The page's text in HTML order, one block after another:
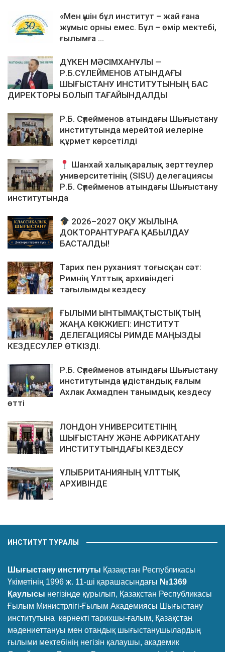
«Мен үшін бұл институт – жай ғана
жұмыс орны емес. Бұл – өмір мектебі,
ғылымға ...
ДҮКЕН МӘСІМХАНҰЛЫ —
Р.Б.СҮЛЕЙМЕНОВ АТЫНДАҒЫ
ШЫҒЫСТАНУ ИНСТИТУТЫНЫҢ БАС
ДИРЕКТОРЫ БОЛЫП ТАҒАЙЫНДАЛДЫ
Р.Б. Сүлейменов атындағы Шығыстану
институтында мерейтой иелеріне
құрмет көрсетілді
Шанхай халықаралық зерттеулер
университетінің (SISU) делегациясы
Р.Б. Сүлейменов атындағы Шығыстану
институтында
2026–2027 ОҚУ ЖЫЛЫНА
ДОКТОРАНТУРАҒА ҚАБЫЛДАУ
БАСТАЛДЫ!
Тарих пен руханият тоғысқан сәт:
Римнің Ұлттық архивіндегі
тағылымды кездесу
ҒЫЛЫМИ ЫНТЫМАҚТЫСТЫҚТЫҢ
ЖАҢА КӨКЖИЕГІ: ИНСТИТУТ
ДЕЛЕГАЦИЯСЫ РИМДЕ МАҢЫЗДЫ
КЕЗДЕСУЛЕР ӨТКІЗДІ.
Р.Б. Сүлейменов атындағы Шығыстану
институтында үндістандық ғалым
Ахлак Ахмадпен танымдық кездесу
өтті
ЛОНДОН УНИВЕРСИТЕТІНІҢ
ШЫҒЫСТАНУ ЖӘНЕ АФРИКАТАНУ
ИНСТИТУТЫНДАҒЫ КЕЗДЕСУ
ҰЛЫБРИТАНИЯНЫҢ ҰЛТТЫҚ
АРХИВІНДЕ
ИНСТИТУТ ТУРАЛЫ
Шығыстану институты Қазақстан Республикасы
Үкіметінің 1996 ж. 11-ші қарашасындағы №1369
Қаулысы негізінде құрылып, Қазақстан Республикасы
Ғылым Министрлігі-Ғылым Академиясы Шығыстану
институтына көрнекті тарихшы-ғалым, Қазақстан
мәдениеттануы мен отандық шығыстанушылардың
ғылыми мектебінің негізін қалаушы, академик